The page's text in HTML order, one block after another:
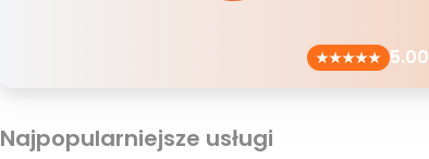
5.00
Najpopularniejsze usługi